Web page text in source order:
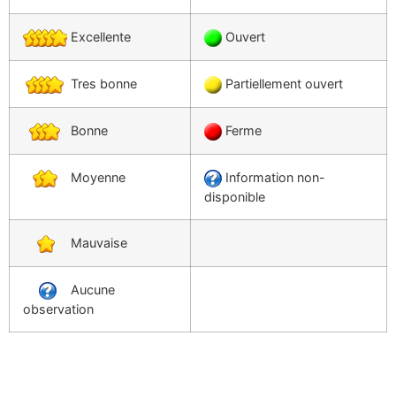
Excellente Ouvert
Tres bonne Partiellement ouvert
Bonne Ferme
Moyenne
Information non-
disponible
Mauvaise
Aucune
observation